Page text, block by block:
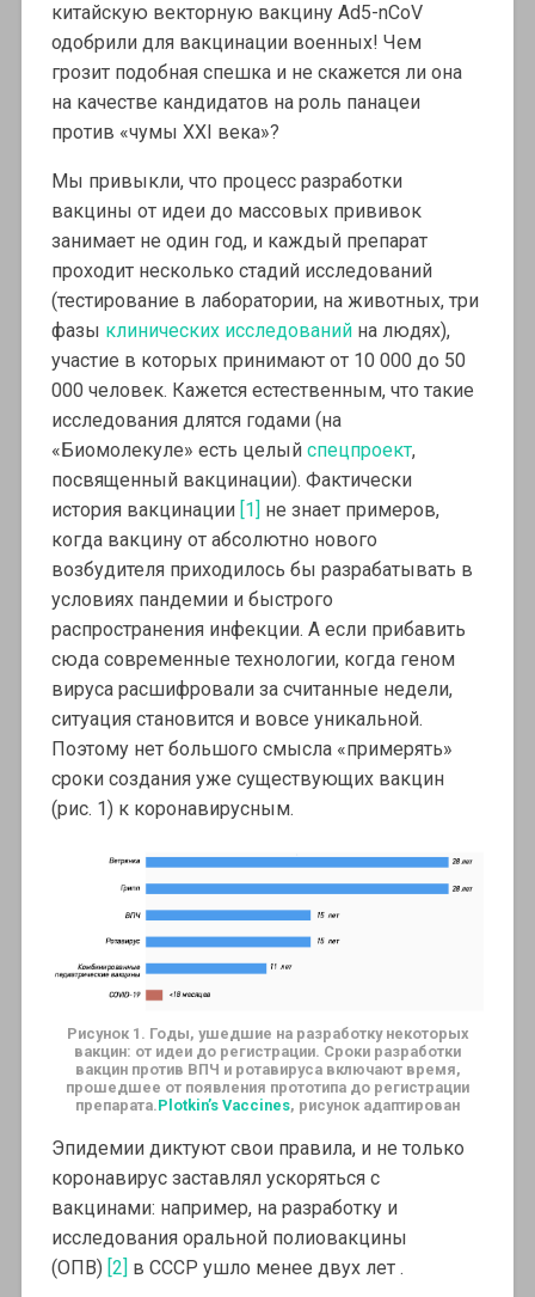
китайскую векторную вакцину Ad5-nCoV
одобрили для вакцинации военных! Чем
грозит подобная спешка и не скажется ли она
на качестве кандидатов на роль панацеи
против «чумы XXI века»?
Мы привыкли, что процесс разработки
вакцины от идеи до массовых прививок
занимает не один год, и каждый препарат
проходит несколько стадий исследований
(тестирование в лаборатории, на животных, три
фазы клинических исследованийна людях),
участие в которых принимают от 10 000 до 50
000 человек. Кажется естественным, что такие
исследования длятся годами (на
«Биомолекуле» есть целый спецпроект,
посвященный вакцинации). Фактически
история вакцинации [1] не знает примеров,
когда вакцину от абсолютно нового
возбудителя приходилось бы разрабатывать в
условиях пандемии и быстрого
распространения инфекции. А если прибавить
сюда современные технологии, когда геном
вируса расшифровали за считанные недели,
ситуация становится и вовсе уникальной.
Поэтому нет большого смысла «примерять»
сроки создания уже существующих вакцин
(рис. 1) к коронавирусным.
Рисунок 1. Годы, ушедшие на разработку некоторых
вакцин: от идеи до регистрации. Сроки разработки
вакцин против ВПЧ и ротавируса включают время,
прошедшее от появления прототипа до регистрации
препарата.Plotkin’s Vaccines, рисунок адаптирован
Эпидемии диктуют свои правила, и не только
коронавирус заставлял ускоряться с
вакцинами: например, на разработку и
исследования оральной полиовакцины
(ОПВ) [2] в СССР ушло менее двух лет .